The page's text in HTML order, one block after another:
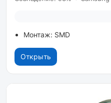
Монтаж: SMD
Открыть